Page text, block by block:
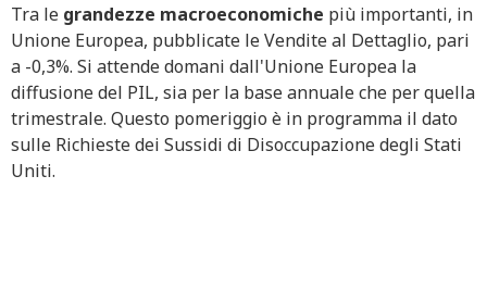
Tra le grandezze macroeconomiche più importanti, in
Unione Europea, pubblicate le Vendite al Dettaglio, pari
a -0,3%. Si attende domani dall'Unione Europea la
diffusione del PIL, sia per la base annuale che per quella
trimestrale. Questo pomeriggio è in programma il dato
sulle Richieste dei Sussidi di Disoccupazione degli Stati
Uniti.